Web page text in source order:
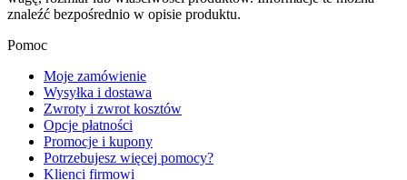
znaleźć bezpośrednio w opisie produktu.
Pomoc
Moje zamówienie
Wysyłka i dostawa
Zwroty i zwrot kosztów
Opcje płatności
Promocje i kupony
Potrzebujesz więcej pomocy?
Klienci firmowi